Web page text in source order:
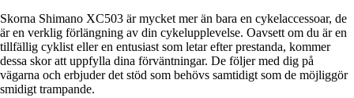
Skorna Shimano XC503 är mycket mer än bara en cykelaccessoar, de
är en verklig förlängning av din cykelupplevelse. Oavsett om du är en
tillfällig cyklist eller en entusiast som letar efter prestanda, kommer
dessa skor att uppfylla dina förväntningar. De följer med dig på
vägarna och erbjuder det stöd som behövs samtidigt som de möjliggör
smidigt trampande.